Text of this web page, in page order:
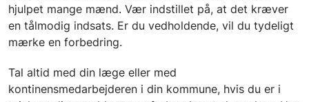
hjulpet mange mænd. Vær indstillet på, at det kræver
en tålmodig indsats. Er du vedholdende, vil du tydeligt
mærke en forbedring.
Tal altid med din læge eller med
kontinensmedarbejderen i din kommune, hvis du er i